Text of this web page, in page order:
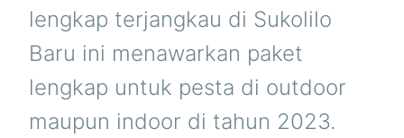
lengkap terjangkau di Sukolilo
Baru ini menawarkan paket
lengkap untuk pesta di outdoor
maupun indoor di tahun 2023.